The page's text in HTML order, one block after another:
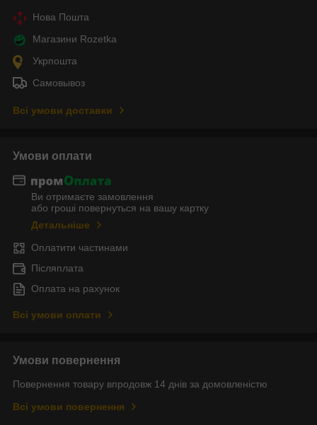
Нова Пошта
Магазини Rozetka
Укрпошта
Самовывоз
Всі умови доставки
Умови оплати
Ви отримаєте замовлення
або гроші повернуться на вашу картку
Детальніше
Оплатити частинами
Післяплата
Оплата на рахунок
Всі умови оплати
Умови повернення
Повернення товару впродовж 14 днів за домовленістю
Всі умови повернення